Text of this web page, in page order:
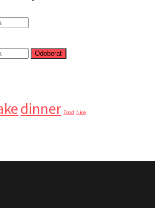
Odoberať
dinner Food Nice